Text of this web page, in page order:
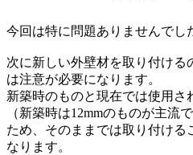
今回は特に問題ありませんでし
次に新しい外壁材を取り付ける
は注意が必要になります。
新築時のものと現在では使用さ
（新築時は12mmのものが主流
ため、そのままでは取り付ける
なります。